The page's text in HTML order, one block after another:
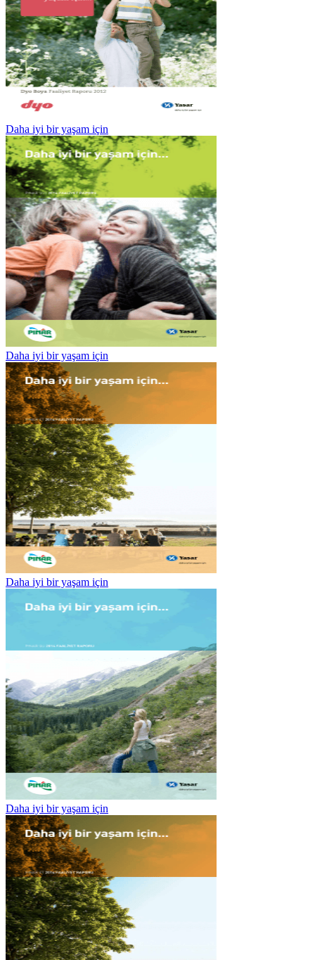
Daha iyi bir yaşam için
Daha iyi bir yaşam için
Daha iyi bir yaşam için
Daha iyi bir yaşam için